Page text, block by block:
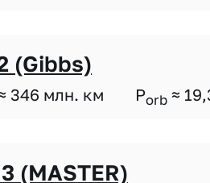
(Gibbs)
346 млн. км Porb ≈
(MASTER)